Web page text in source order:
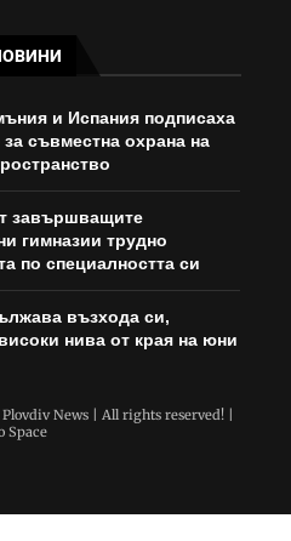
и Испания подписаха
съвместна охрана на
завършващите
гимназии трудно
по специалността си
възхода си,
нива от края на юни
News | All rights reserved! |
Space